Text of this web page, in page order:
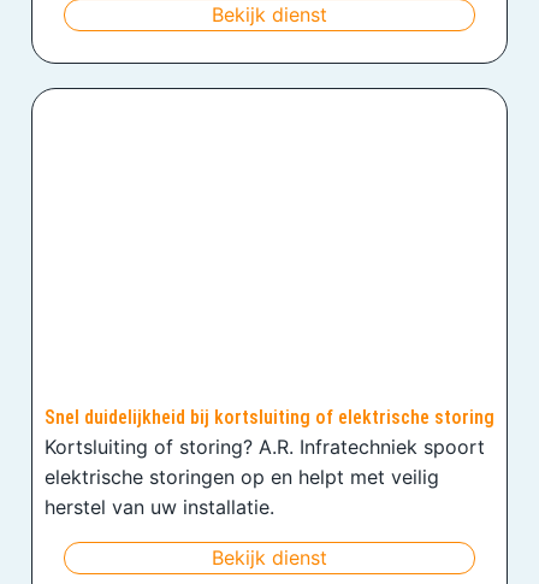
Bekijk dienst
Snel duidelijkheid bij kortsluiting of elektrische storing
Kortsluiting of storing? A.R. Infratechniek spoort
elektrische storingen op en helpt met veilig
herstel van uw installatie.
Bekijk dienst